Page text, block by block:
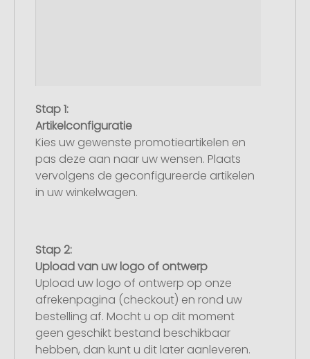
Stap 1:
Artikelconfiguratie
Kies uw gewenste promotieartikelen en
pas deze aan naar uw wensen. Plaats
vervolgens de geconfigureerde artikelen
in uw winkelwagen.
Stap 2:
Upload van uw logo of ontwerp
Upload uw logo of ontwerp op onze
afrekenpagina (checkout) en rond uw
bestelling af. Mocht u op dit moment
geen geschikt bestand beschikbaar
hebben, dan kunt u dit later aanleveren.